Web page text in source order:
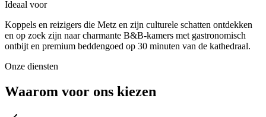
Ideaal voor
Koppels en reizigers die Metz en zijn culturele schatten ontdekken
en op zoek zijn naar charmante B&B-kamers met gastronomisch
ontbijt en premium beddengoed op 30 minuten van de kathedraal.
Onze diensten
Waarom voor ons kiezen